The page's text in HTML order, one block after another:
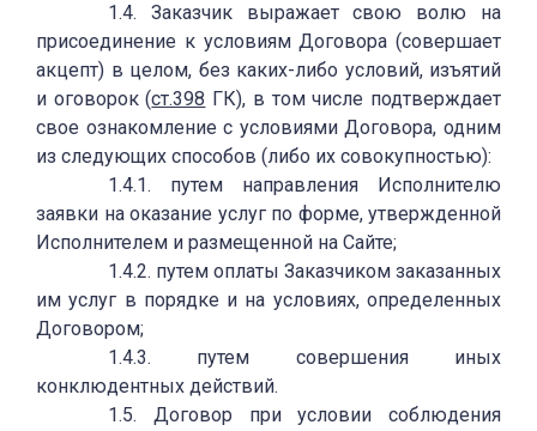
1.4. Заказчик выражает свою волю на
присоединение к условиям Договора (совершает
акцепт) в целом, без каких-либо условий, изъятий
и оговорок (ст.398 ГК), в том числе подтверждает
свое ознакомление с условиями Договора, одним
из следующих способов (либо их совокупностью):
1.4.1. путем направления Исполнителю
заявки на оказание услуг по форме, утвержденной
Исполнителем и размещенной на Сайте;
1.4.2. путем оплаты Заказчиком заказанных
им услуг в порядке и на условиях, определенных
Договором;
1.4.3. путем совершения иных
конклюдентных действий.
1.5. Договор при условии соблюдения